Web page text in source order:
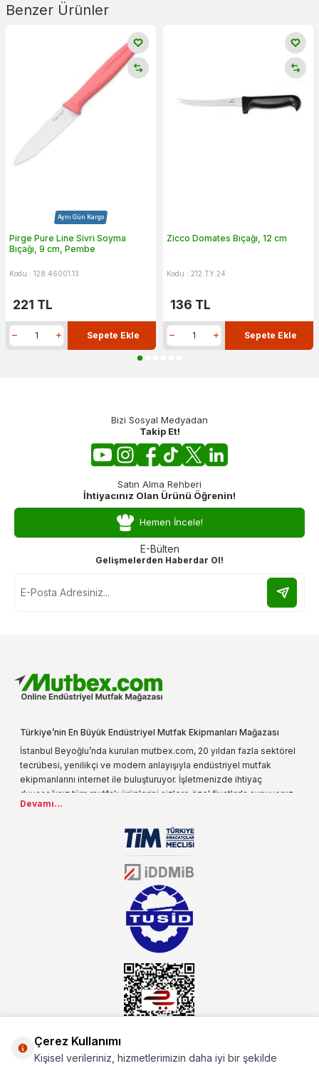
Benzer Ürünler
Aynı Gün Kargo
Pirge Pure Line Sivri Soyma
Bıçağı, 9 cm, Pembe
Kodu : 128.46001.13
221 TL
Sepete Ekle
Zicco Domates Bıçağı, 12 cm
Kodu : 212.TY.24
136 TL
Sepete Ekle
Bizi Sosyal Medyadan
Takip Et!
Satın Alma Rehberi
İhtiyacınız Olan Ürünü Öğrenin!
Hemen İncele!
E-Bülten
Gelişmelerden Haberdar Ol!
Türkiye’nin En Büyük Endüstriyel Mutfak Ekipmanları Mağazası
İstanbul Beyoğlu’nda kurulan mutbex.com, 20 yıldan fazla sektörel
tecrübesi, yenilikçi ve modern anlayışıyla endüstriyel mutfak
ekipmanlarını internet ile buluşturuyor. İşletmenizde ihtiyaç
duyacağınız tüm mutfak ürünlerini sizlere özel fiyatlarla sunuyoruz.
Endüstriyel mutfak malzemesi deyince akla gelen ilk adreslerden
sektörün farklı alanlarında da faliyet gösteren mutbex.com,
Öztiryakiler resmi bayisidir. Öztiryakiler ürünleri üzerinde büyük bir
donanıma sahip ekibi ile müşterilerine koşulsuz destek sunan
mutbex.com ile endüstriyel mutfak malzemeleri konusunda
alacağınız hizmet standartların her zaman üstünde olacaktır.
Devamı...
Çerez Kullanımı
Kişisel verileriniz, hizmetlerimizin daha iyi bir şekilde